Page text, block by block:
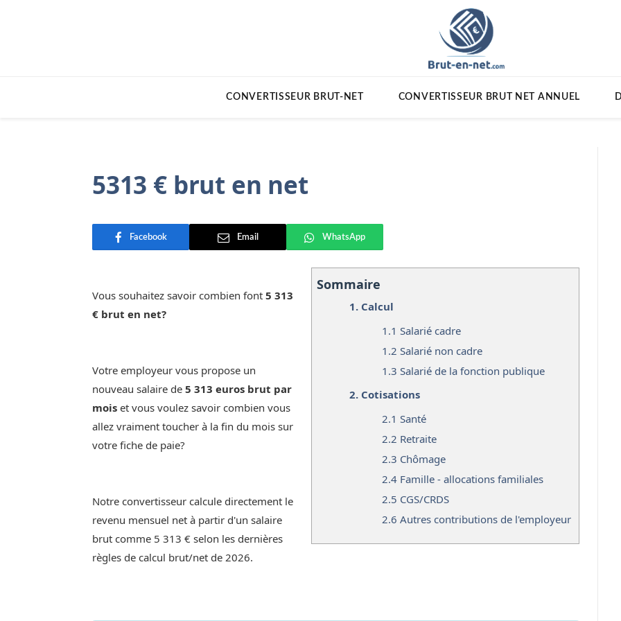
CONVERTISSEUR BRUT-NET CONVERTISSEUR BRUT NET ANNUEL
5313 € brut en net
Facebook Email WhatsApp
Sommaire
1. Calcul
1.1 Salarié cadre
1.2 Salarié non cadre
1.3 Salarié de la fonction publique
2. Cotisations
2.1 Santé
2.2 Retraite
2.3 Chômage
2.4 Famille - allocations familiales
2.5 CGS/CRDS
2.6 Autres contributions de l'employeur
Vous souhaitez savoir combien font 5 313
€ brut en net?
Votre employeur vous propose un
nouveau salaire de 5 313 euros brut par
mois et vous voulez savoir combien vous
allez vraiment toucher à la fin du mois sur
votre fiche de paie?
Notre convertisseur calcule directement le
revenu mensuel net à partir d'un salaire
brut comme 5 313 € selon les dernières
règles de calcul brut/net de 2026.